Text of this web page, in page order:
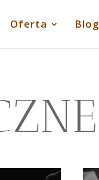
Oferta Blog